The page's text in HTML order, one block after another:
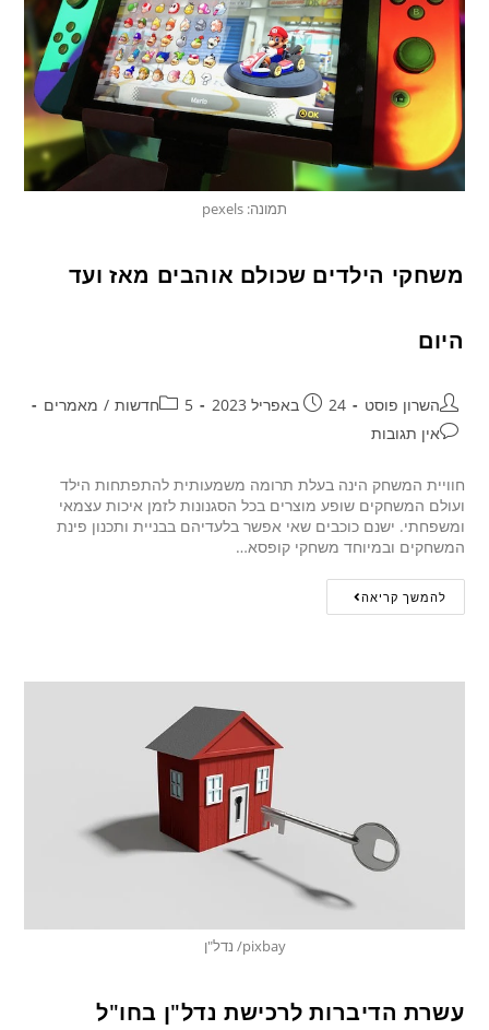
תמונה: pexels
משחקי הילדים שכולם אוהבים מאז ועד
היום
השרון פוסט 24 באפריל 2023 5חדשות / מאמרים
אין תגובות
חוויית המשחק הינה בעלת תרומה משמעותית להתפתחות הילד
ועולם המשחקים שופע מוצרים בכל הסגנונות לזמן איכות עצמאי
ומשפחתי. ישנם כוכבים שאי אפשר בלעדיהם בבניית ותכנון פינת
המשחקים ובמיוחד משחקי קופסא…
להמשך קריאה
pixbay/ נדל"ן
עשרת הדיברות לרכישת נדל"ן בחו"ל